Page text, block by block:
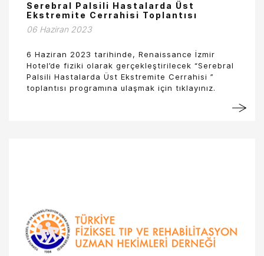
Serebral Palsili Hastalarda Üst
Ekstremite Cerrahisi Toplantısı
06 Haziran 2023
6 Haziran 2023 tarihinde, Renaissance İzmir
Hotel’de fiziki olarak gerçekleştirilecek “Serebral
Palsili Hastalarda Üst Ekstremite Cerrahisi ”
toplantısı programına ulaşmak için tıklayınız.